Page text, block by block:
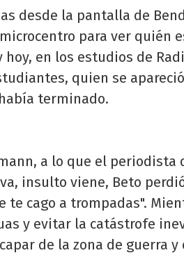
desde la pantalla de
para ver quién
en los estudios de
quien se
terminado.
a lo que el periodista
insulto viene, Beto
te cago a trompadas".
y evitar la catástrofe
de la zona de guerra y